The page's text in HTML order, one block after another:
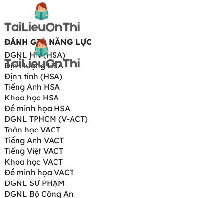
ĐÁNH GIÁ NĂNG LỰC
ĐGNL HN (HSA)
Định lượng HSA
Định tính (HSA)
Tiếng Anh HSA
Khoa học HSA
Đề minh họa HSA
ĐGNL TPHCM (V-ACT)
Toán học VACT
Tiếng Anh VACT
Tiếng Việt VACT
Khoa học VACT
Đề minh họa VACT
ĐGNL SƯ PHẠM
ĐGNL Bộ Công An